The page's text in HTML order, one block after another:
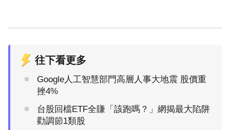
往下看更多
Google人工智慧部門高層人事大地震 股價重
挫4%
台股回檔ETF全賺「該跑嗎？」網揭最大陷阱
勸調節1類股